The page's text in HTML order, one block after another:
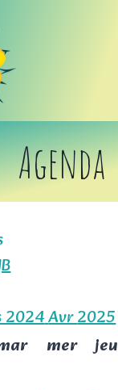
Agenda
2024Avr2025
mer jeu